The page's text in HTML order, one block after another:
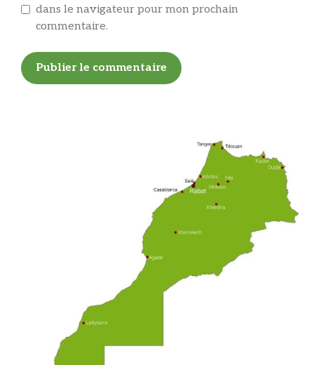
dans le navigateur pour mon prochain
commentaire.